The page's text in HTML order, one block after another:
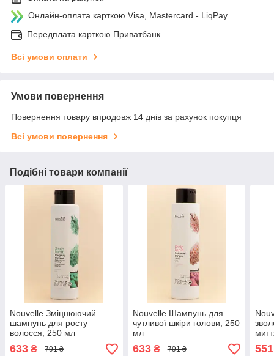
Онлайн-оплата карткою Visa, Mastercard - LiqPay
Передплата карткою Приватбанк
Всі умови оплати
Умови повернення
Повернення товару впродовж 14 днів за рахунок покупця
Всі умови повернення
Подібні товари компанії
Nouvelle Зміцнюючий
шампунь для росту
волосся, 250 мл
633 ₴ 791 ₴
Nouvelle Шампунь для
чутливої шкіри голови, 250
мл
633₴ 791 ₴
250
551